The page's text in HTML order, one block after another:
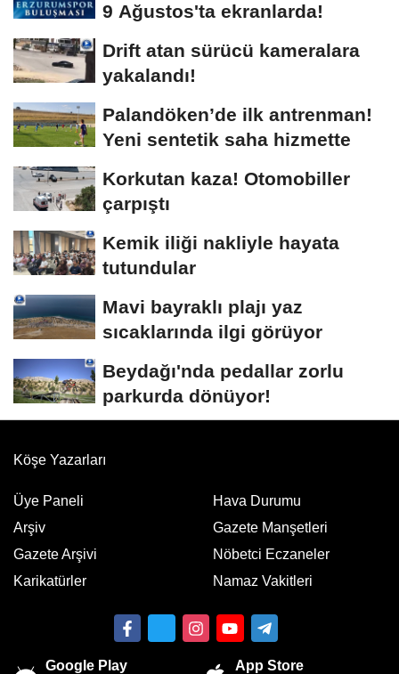
9 Ağustos'ta ekranlarda!
Drift atan sürücü kameralara
yakalandı!
Palandöken’de ilk antrenman!
Yeni sentetik saha hizmette
Korkutan kaza! Otomobiller
çarpıştı
Kemik iliği nakliyle hayata
tutundular
Mavi bayraklı plajı yaz
sıcaklarında ilgi görüyor
Beydağı'nda pedallar zorlu
parkurda dönüyor!
Köşe Yazarları
Üye Paneli
Arşiv
Gazete Arşivi
Karikatürler
Hava Durumu
Gazete Manşetleri
Nöbetci Eczaneler
Namaz Vakitleri
Google Play App Store